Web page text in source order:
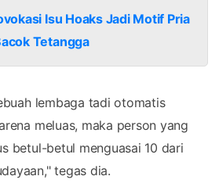
Isu Hoaks Jadi Motif Pria
Tetangga
lembaga tadi otomatis
meluas, maka person yang
betul-betul menguasai 10 dari
tegas dia.